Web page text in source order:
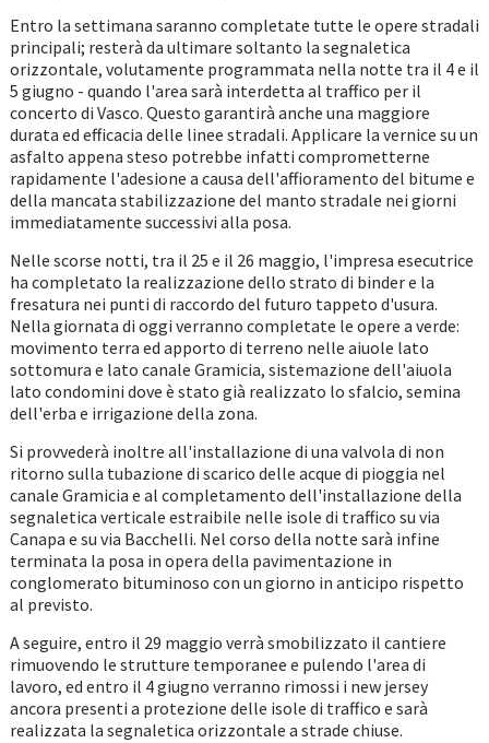
Entro la settimana saranno completate tutte le opere stradali
principali; resterà da ultimare soltanto la segnaletica
orizzontale, volutamente programmata nella notte tra il 4 e il
5 giugno - quando l'area sarà interdetta al traffico per il
concerto di Vasco. Questo garantirà anche una maggiore
durata ed efficacia delle linee stradali. Applicare la vernice su un
asfalto appena steso potrebbe infatti comprometterne
rapidamente l'adesione a causa dell'affioramento del bitume e
della mancata stabilizzazione del manto stradale nei giorni
immediatamente successivi alla posa.
Nelle scorse notti, tra il 25 e il 26 maggio, l'impresa esecutrice
ha completato la realizzazione dello strato di binder e la
fresatura nei punti di raccordo del futuro tappeto d'usura.
Nella giornata di oggi verranno completate le opere a verde:
movimento terra ed apporto di terreno nelle aiuole lato
sottomura e lato canale Gramicia, sistemazione dell'aiuola
lato condomini dove è stato già realizzato lo sfalcio, semina
dell'erba e irrigazione della zona.
Si provvederà inoltre all'installazione di una valvola di non
ritorno sulla tubazione di scarico delle acque di pioggia nel
canale Gramicia e al completamento dell'installazione della
segnaletica verticale estraibile nelle isole di traffico su via
Canapa e su via Bacchelli. Nel corso della notte sarà infine
terminata la posa in opera della pavimentazione in
conglomerato bituminoso con un giorno in anticipo rispetto
al previsto.
A seguire, entro il 29 maggio verrà smobilizzato il cantiere
rimuovendo le strutture temporanee e pulendo l'area di
lavoro, ed entro il 4 giugno verranno rimossi i new jersey
ancora presenti a protezione delle isole di traffico e sarà
realizzata la segnaletica orizzontale a strade chiuse.